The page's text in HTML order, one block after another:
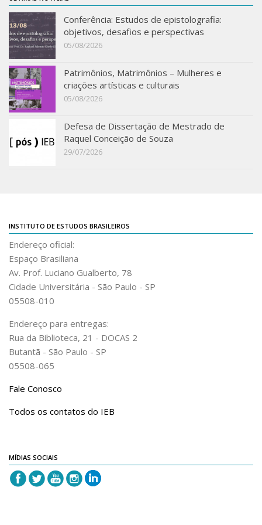
IEBinário
IEB Minecraft
Hackathon e Edit-a-thon
Xilogoritmo
Slam de Corda
Wikimedia e Wikidata
Sobre o LABIEB
Eventos
Notícias
Últimas notícias
Acadêmico
Graduação
Acervo
Publicações
Cadernos do IEB
Catálogos
Informe IEB
Livros publicados
Conferência: Estudos de epistolografia:
objetivos, desafios e perspectivas
05/08/2026
Patrimônios, Matrimônios – Mulheres e
criações artísticas e culturais
05/08/2026
Defesa de Dissertação de Mestrado de
Raquel Conceição de Souza
29/07/2026
INSTITUTO DE ESTUDOS BRASILEIROS
Endereço oficial:
Espaço Brasiliana
Av. Prof. Luciano Gualberto, 78
Cidade Universitária - São Paulo - SP
05508-010
Endereço para entregas:
Rua da Biblioteca, 21 - DOCAS 2
Butantã - São Paulo - SP
05508-065
Fale Conosco
Todos os contatos do IEB
MÍDIAS SOCIAIS